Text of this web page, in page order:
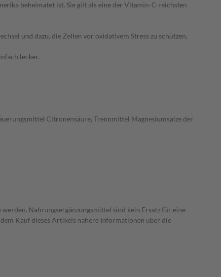
beheimatet ist. Sie gilt als eine der Vitamin-C-reichsten
und dazu, die Zellen vor oxidativem Stress zu schützen.
lecker.
Citronensäure, Trennmittel Magnesiumsalze der
Nahrungsergänzungsmittel sind kein Ersatz für eine
Kauf dieses Artikels nähere Informationen über die